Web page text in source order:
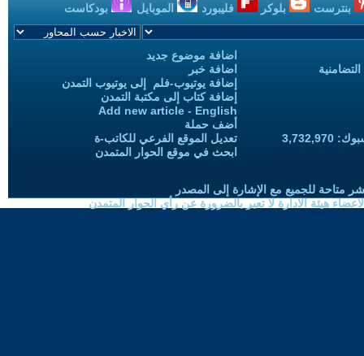
بنترست بلوكر فليبورد الموبايل بودكاست
اضافة موضوع جديد
اضافة خبر
إضافة يوتيوب-فلم إلى يوتيوب التمدن
إضافة كتاب إلى مكتبة التمدن
Add new article - English
أضف حملة
تعديل الموقع الفرعي للكاتب-ة
ابحث في موقع الحوار المتمدن
متاحة للجميع مع الإشارة إلى المصدر
هيئة الادارة لا تعبر بالضرورة عن رأي الحوار المتمدن